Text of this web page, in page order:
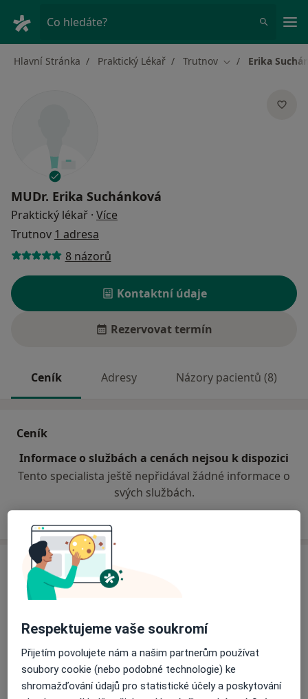
Co hledáte?
Hlavní Stránka Praktický Lékař Trutnov Změna města
Erika
MUDr. Erika Suchánková
Praktický lékař · Více
Trutnov 1 adresa
8 názorů
Kontaktní údaje
Rezervovat termín
Ceník Adresy Názory pacientů (8)
Ceník
Informace o službách a cenách nejsou k dispozici
Tento specialista ještě nepřidával žádné informace o
svých službách.
Adresa
Sam. ordinace PL pro dospělé
Přiblížit mapuse otevře v nové záložce
Respektujeme vaše soukromí
Přijetím povolujete nám a našim partnerům používat
soubory cookie (nebo podobné technologie) ke
shromažďování údajů pro statistické účely a poskytování